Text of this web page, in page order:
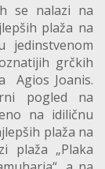
se nalazi na
plaža na
jedinstvenom
grčkih
Agios Joanis.
pogled na
na idiličnu
plaža na
plaža „Plaka